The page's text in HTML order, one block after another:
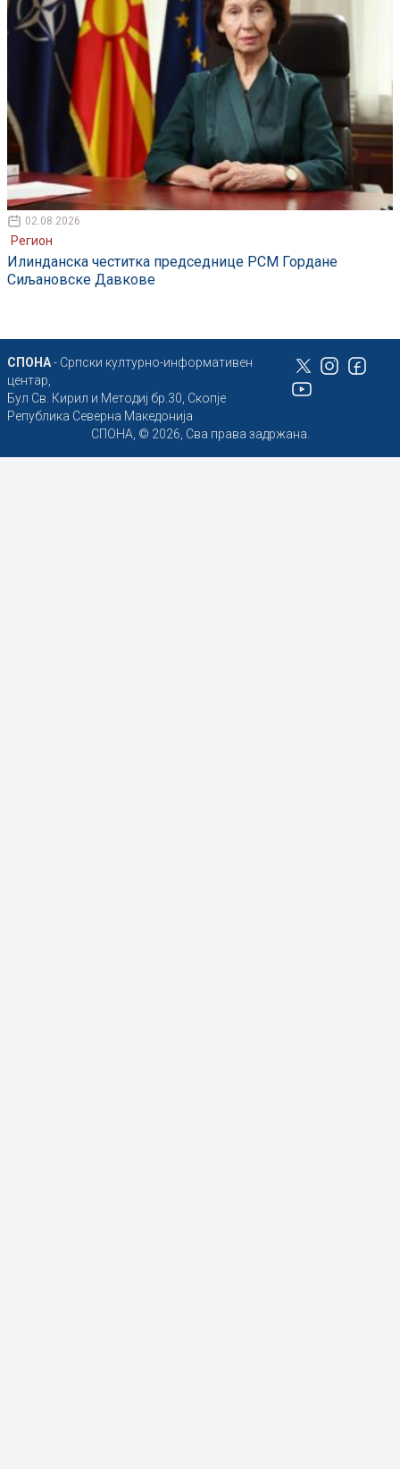
02.08.2026
Регион
Илинданска честитка председнице РСМ Гордане
Сиљановске Давкове
СПОНА- Српски културно-информативен
центар,
Бул Св. Кирил и Методиј бр.30, Скопје
Република Северна Македонија
СПОНА, © 2026, Сва права задржана.